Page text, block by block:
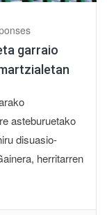
garraio
asteburuetako
disuasio-
herritarren